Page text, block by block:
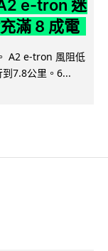
e-tron 迷
滿 8 成電
A2 e-tron 風阻低
7.8公里。6...